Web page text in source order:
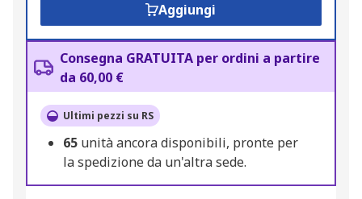
Aggiungi
Consegna GRATUITA per ordini a partire
da 60,00 €
Ultimi pezzi su RS
65 unità ancora disponibili, pronte per
la spedizione da un'altra sede.